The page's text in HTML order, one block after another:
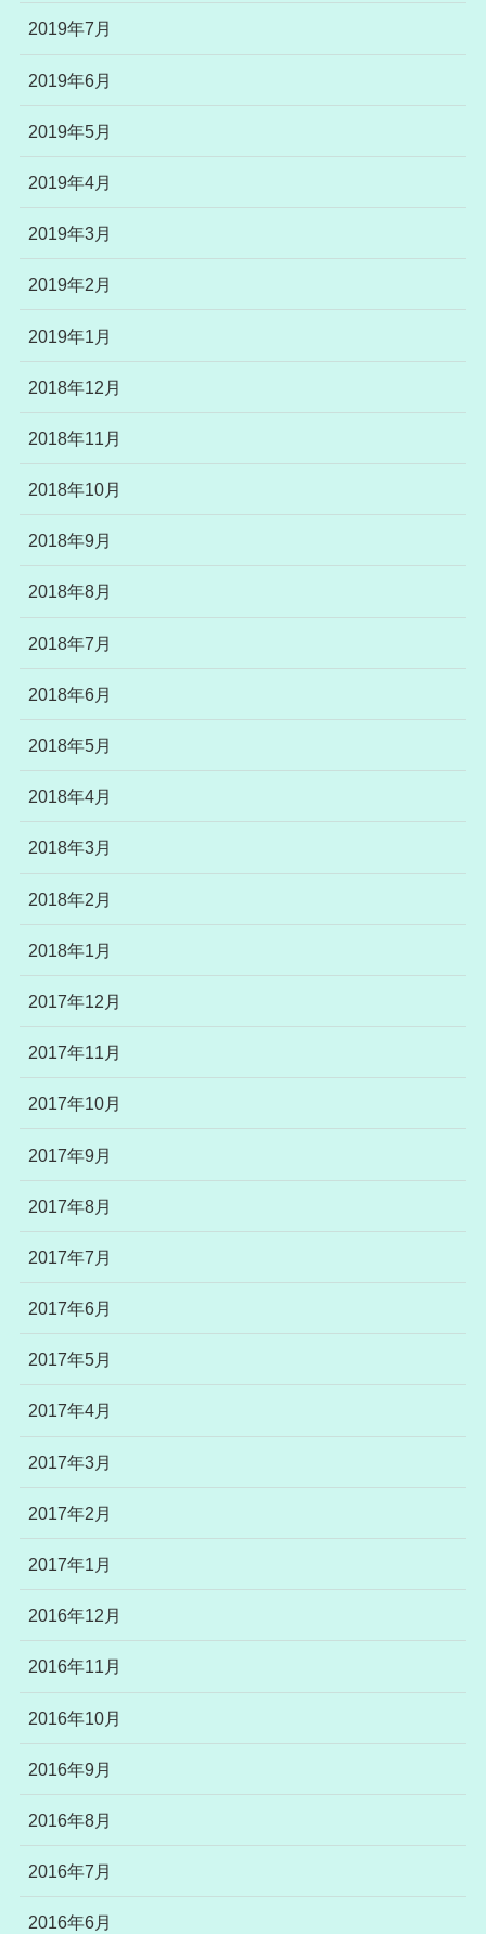
2019年7月
2019年6月
2019年5月
2019年4月
2019年3月
2019年2月
2019年1月
2018年12月
2018年11月
2018年10月
2018年9月
2018年8月
2018年7月
2018年6月
2018年5月
2018年4月
2018年3月
2018年2月
2018年1月
2017年12月
2017年11月
2017年10月
2017年9月
2017年8月
2017年7月
2017年6月
2017年5月
2017年4月
2017年3月
2017年2月
2017年1月
2016年12月
2016年11月
2016年10月
2016年9月
2016年8月
2016年7月
2016年6月